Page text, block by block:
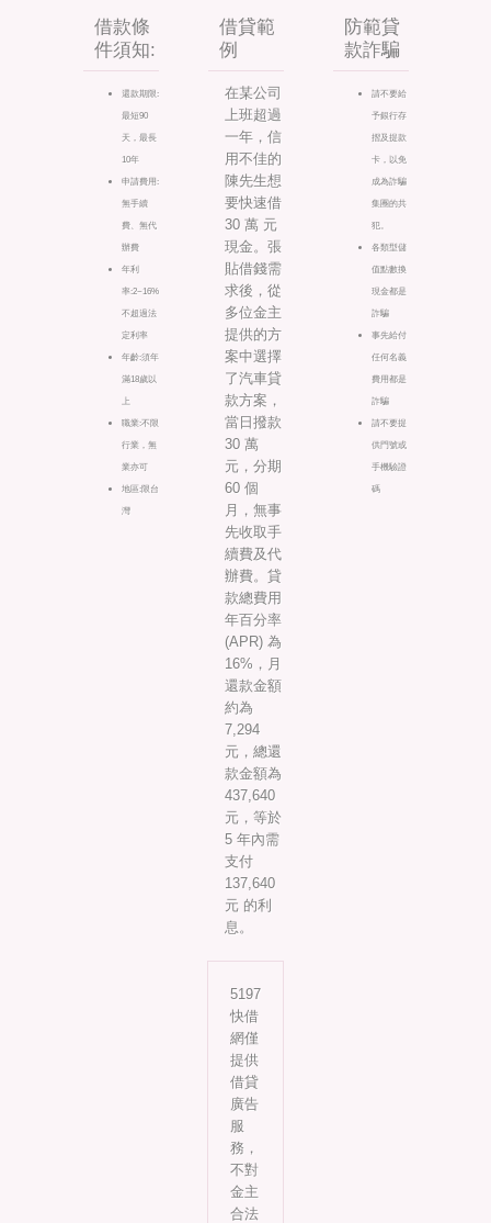
借款條
件須知:
還款期限:
最短90
天，最長
10年
申請費用:
無手續
費、無代
辦費
年利
率:2~16%
不超過法
定利率
年齡:須年
滿18歲以
上
職業:不限
行業，無
業亦可
地區:限台
灣
借貸範
例
在某公司
上班超過
一年，信
用不佳的
陳先生想
要快速借
30 萬 元
現金。張
貼借錢需
求後，從
多位金主
提供的方
案中選擇
了汽車貸
款方案，
當日撥款
30 萬
元，分期
60 個
月，無事
先收取手
續費及代
辦費。貸
款總費用
年百分率
(APR) 為
16%，月
還款金額
約為
7,294
元，總還
款金額為
437,640
元，等於
5 年內需
支付
137,640
元 的利
息。
防範貸
款詐騙
請不要給
予銀行存
摺及提款
卡，以免
成為詐騙
集團的共
犯。
各類型儲
值點數換
現金都是
詐騙
事先給付
任何名義
費用都是
詐騙
請不要提
供門號或
手機驗證
碼
5197
快借
網僅
提供
借貸
廣告
服
務，
不對
金主
合法